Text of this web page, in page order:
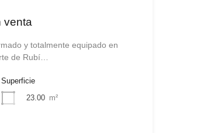
venta
y totalmente equipado en
de Rubí…
Superficie
23.00 m²